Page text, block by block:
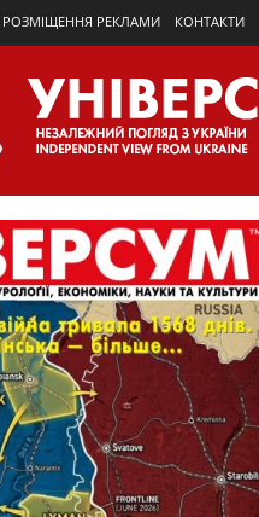
РОЗМІЩЕННЯ РЕКЛАМИ КОНТАКТИ